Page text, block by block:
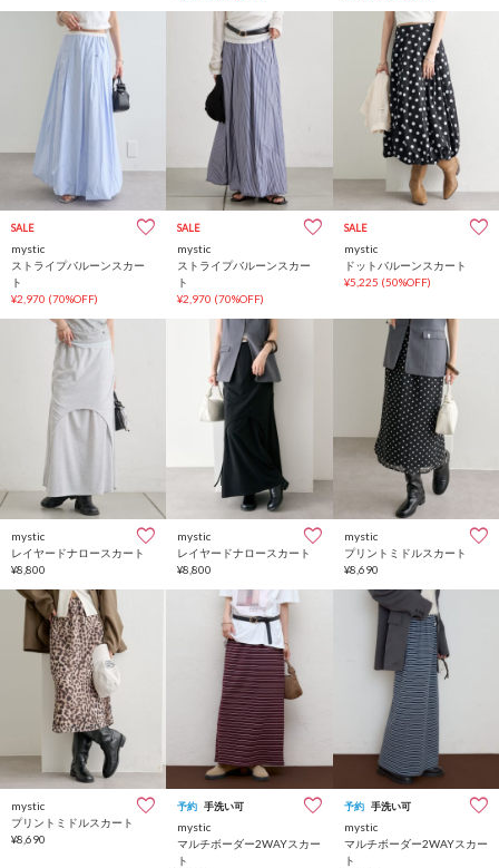
SALE
mystic
ストライプバルーンスカー
ト
¥2,970 (70%OFF)
SALE
mystic
ストライプバルーンスカー
ト
¥2,970 (70%OFF)
SALE
mystic
ドットバルーンスカート
¥5,225 (50%OFF)
mystic
レイヤードナロースカート
¥8,800
mystic
レイヤードナロースカート
¥8,800
mystic
プリントミドルスカート
¥8,690
mystic
プリントミドルスカート
¥8,690
予約 手洗い可
mystic
マルチボーダー2WAYスカー
ト
予約 手洗い可
mystic
マルチボーダー2WAYスカー
ト